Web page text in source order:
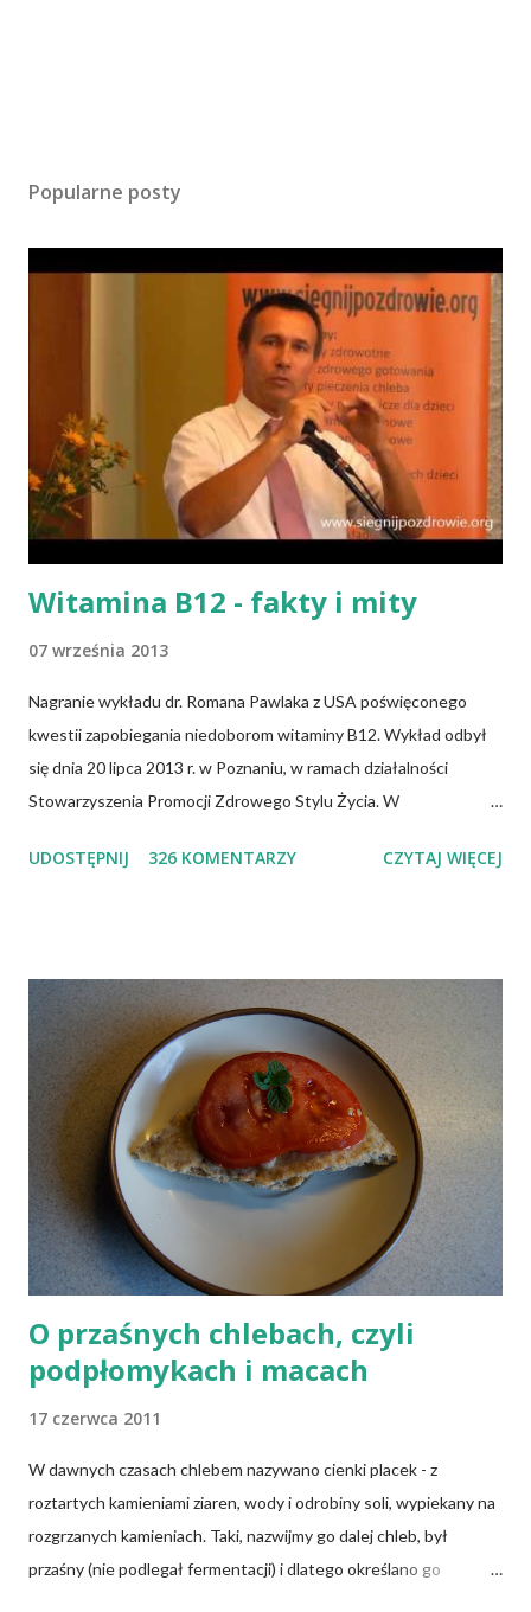
Popularne posty
Witamina B12 - fakty i mity
07 września 2013
Nagranie wykładu dr. Romana Pawlaka z USA poświęconego
kwestii zapobiegania niedoborom witaminy B12. Wykład odbył
się dnia 20 lipca 2013 r. w Poznaniu, w ramach działalności
Stowarzyszenia Promocji Zdrowego Stylu Życia. W
posiadamy odnośnie witaminy B12 w świetle aktualnych
weganie (ludzie, którzy nie spożywają mięsa i produktów
pochodzenia zwierzęcego), laktoowowegetarianie (osoby, które
nie spożywają produktów mięsnych, ale włączają do diety
produkty pochodzenia zwierzęcego, takie jak mleko, przetwory
mleczne i jajka), osoby po 50 roku życia, niezależnie od ich diety,
osoby, które poddały się operacji żołądka lub którym wycięto
dolną część jelita cienkiego, a także osoby chorujące na AIDS.
Inni, w tym np. osoby chorujące na cukrzycę, a także każ...
UDOSTĘPNIJ 326 KOMENTARZY CZYTAJ WIĘCEJ
O przaśnych chlebach, czyli
podpłomykach i macach
17 czerwca 2011
W dawnych czasach chlebem nazywano cienki placek - z
roztartych kamieniami ziaren, wody i odrobiny soli, wypiekany na
rozgrzanych kamieniach. Taki, nazwijmy go dalej chleb, był
przaśny (nie podlegał fermentacji) i dlatego określano go